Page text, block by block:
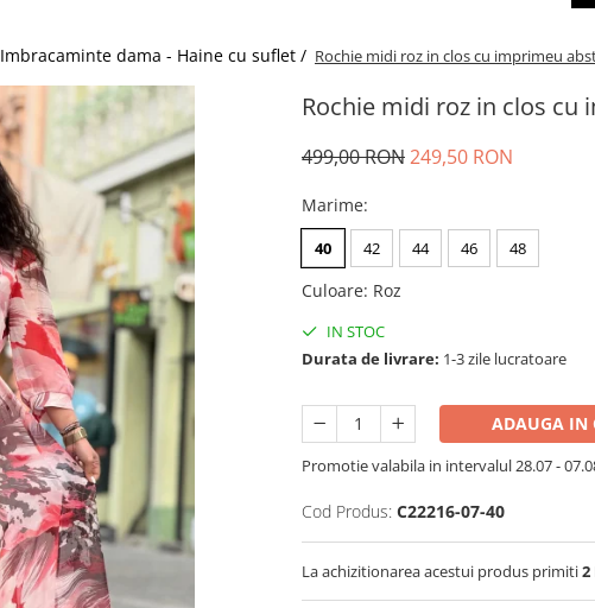
Imbracaminte dama - Haine cu suflet / Rochie midi roz in clos cu imprimeu
Rochie midi roz in clos
499,00 RON249,50 RON
Marime:
40 42 44 46 48
Culoare: Roz
IN STOC
Durata de livrare: 1-3 zile lucratoare
ADAUGA IN
Promotie valabila in intervalul 28.07 -
Cod Produs: C22216-07-40
La achizitionarea acestui produs primiti2